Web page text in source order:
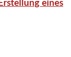
eines